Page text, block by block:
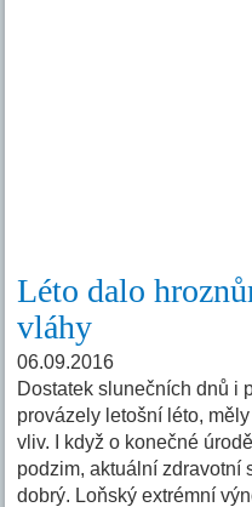
Léto dalo
vláhy
06.09.2016
Dostatek slunečních dnů i
provázely letošní léto,
vliv. I když o konečné
podzim, aktuální zdravotní
dobrý. Loňský extrémní